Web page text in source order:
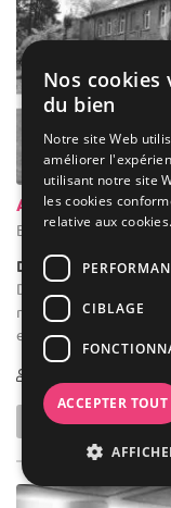
Abbaye De
Braine-l'Alleud -
Demeure de
Domaine réception :
réceptions, soirées
exclusivité. Nettoyage
Nos cookies
du bien
Notre site Web
améliorer
utilisant notre site
les cookies
relative aux cookies.
CIBLAGE
ACCEPTER TOUT